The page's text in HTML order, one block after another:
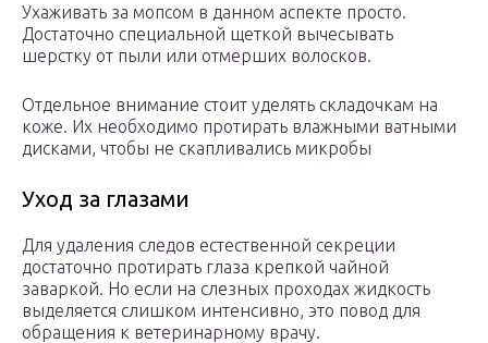
Ухаживать за мопсом в данном аспекте просто.
Достаточно специальной щеткой вычесывать
шерстку от пыли или отмерших волосков.
Отдельное внимание стоит уделять складочкам на
коже. Их необходимо протирать влажными ватными
дисками, чтобы не скапливались микробы
Уход за глазами
Для удаления следов естественной секреции
достаточно протирать глаза крепкой чайной
заваркой. Но если на слезных проходах жидкость
выделяется слишком интенсивно, это повод для
обращения к ветеринарному врачу.